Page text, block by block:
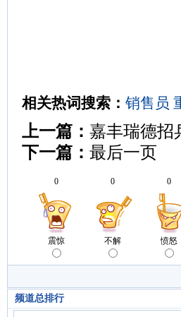
相关热词搜索： 销售员
上一篇： 嘉丰瑞德招
下一篇： 最后一页
0
震惊
0
不解
0
愤怒
频道总排行